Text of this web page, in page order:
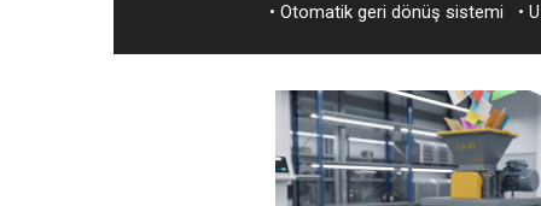
• Otomatik geri dönüş sistemi •